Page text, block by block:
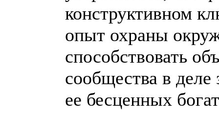
конструктивном
опыт охраны
способствовать
сообщества в
ее бесценных